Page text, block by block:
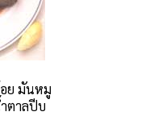
ย มันหมู
ตาลปีบ